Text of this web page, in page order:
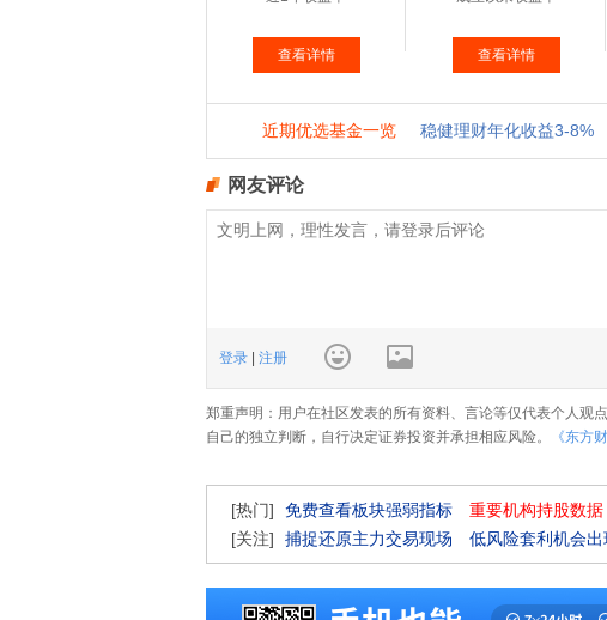
网友评论
登录 注册
郑重声明：用户在社区发表的所有资料、言论等仅代表个人观
自己的独立判断，自行决定证券投资并承担相应风险。
《东方
[热门] 免费查看板块强弱指标 重要机构持股数据
[关注]
捕捉还原主力交易现场 低风险套利机会出